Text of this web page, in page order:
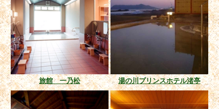
旅館 一乃松 湯の川プリンスホテル渚亭